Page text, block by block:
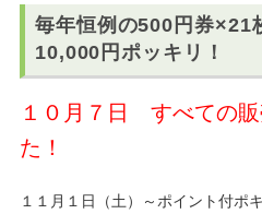
毎年恒例の500円券×21
10,000円ポッキリ！
１０月７日 すべての販
た！
１１月１日（土）～ポイント付ポ